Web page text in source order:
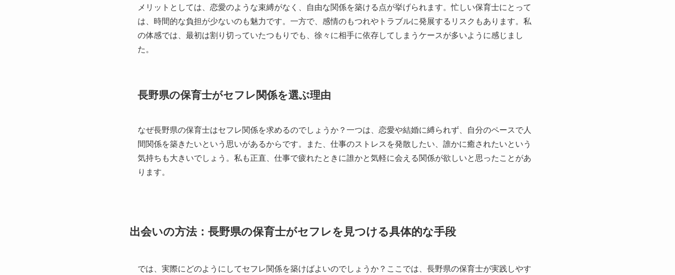
メリットとしては、恋愛のような束縛がなく、自由な関係を築ける点が挙げられます。忙しい保育士にとって
は、時間的な負担が少ないのも魅力です。一方で、感情のもつれやトラブルに発展するリスクもあります。私
の体感では、最初は割り切っていたつもりでも、徐々に相手に依存してしまうケースが多いように感じまし
た。
長野県の保育士がセフレ関係を選ぶ理由
なぜ長野県の保育士はセフレ関係を求めるのでしょうか？一つは、恋愛や結婚に縛られず、自分のペースで人
間関係を築きたいという思いがあるからです。また、仕事のストレスを発散したい、誰かに癒されたいという
気持ちも大きいでしょう。私も正直、仕事で疲れたときに誰かと気軽に会える関係が欲しいと思ったことがあ
ります。
出会いの方法：長野県の保育士がセフレを見つける具体的な手段
では、実際にどのようにしてセフレ関係を築けばよいのでしょうか？ここでは、長野県の保育士が実践しやす